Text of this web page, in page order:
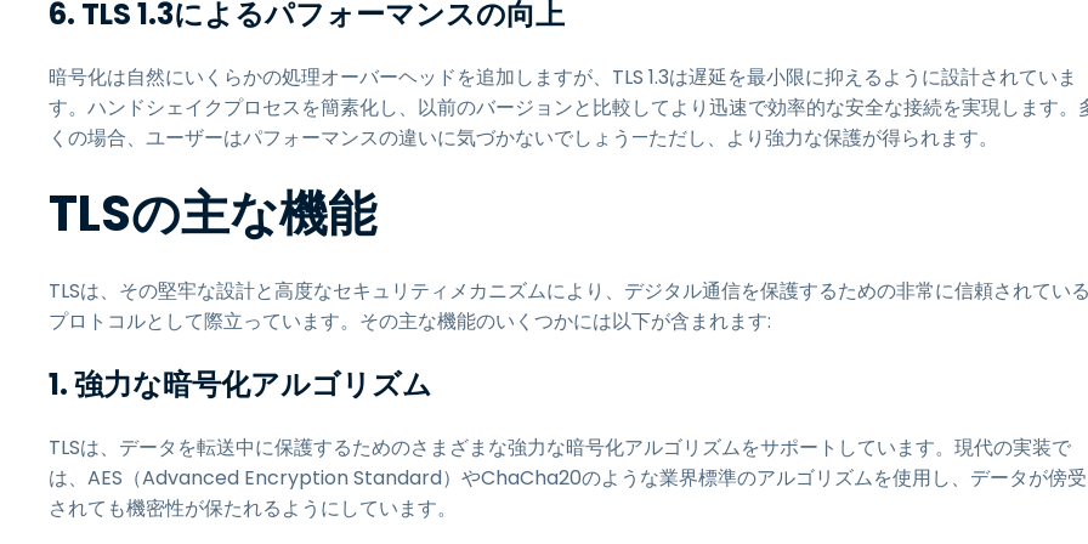
6. TLS 1.3によるパフォーマンスの向上
暗号化は自然にいくらかの処理オーバーヘッドを追加しますが、TLS 1.3は遅延を最小限に抑えるように設計されていま
す。ハンドシェイクプロセスを簡素化し、以前のバージョンと比較してより迅速で効率的な安全な接続を実現します。
くの場合、ユーザーはパフォーマンスの違いに気づかないでしょう—ただし、より強力な保護が得られます。
TLSの主な機能
TLSは、その堅牢な設計と高度なセキュリティメカニズムにより、デジタル通信を保護するための非常に信頼されてい
プロトコルとして際立っています。その主な機能のいくつかには以下が含まれます:
1. 強力な暗号化アルゴリズム
TLSは、データを転送中に保護するためのさまざまな強力な暗号化アルゴリズムをサポートしています。現代の実装で
は、AES（Advanced Encryption Standard）やChaCha20のような業界標準のアルゴリズムを使用し、データが傍受
されても機密性が保たれるようにしています。